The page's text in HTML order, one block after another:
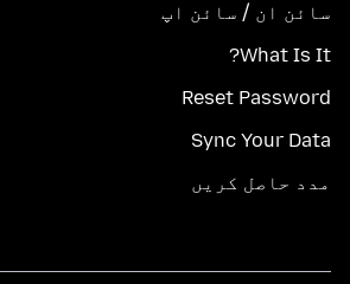
سائن ان / سائن اپ
What Is It?
Reset Password
Sync Your Data
مدد حاصل کریں